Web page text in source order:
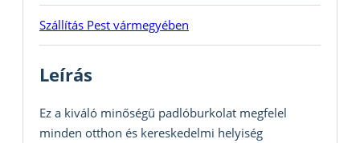
Szállítás Pest vármegyében
Leírás
Ez a kiváló minőségű padlóburkolat megfelel
minden otthon és kereskedelmi helyiség